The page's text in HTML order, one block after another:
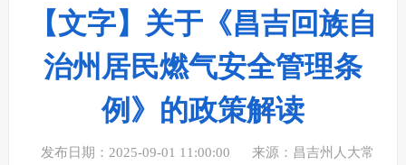
【文字】关于《昌吉回族自
治州居民燃气安全管理条
例》的政策解读
发布日期：2025-09-01 11:00:00
来源：昌吉州人大常